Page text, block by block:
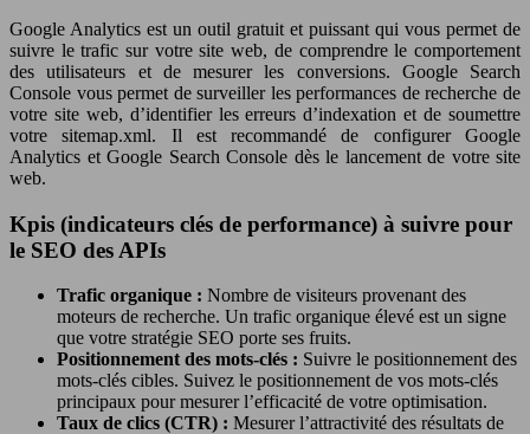
Google Analytics est un outil gratuit et puissant qui vous permet de
suivre le trafic sur votre site web, de comprendre le comportement
des utilisateurs et de mesurer les conversions. Google Search
Console vous permet de surveiller les performances de recherche de
votre site web, d’identifier les erreurs d’indexation et de soumettre
votre sitemap.xml. Il est recommandé de configurer Google
Analytics et Google Search Console dès le lancement de votre site
web.
Kpis (indicateurs clés de performance) à suivre pour
le SEO des APIs
Trafic organique : Nombre de visiteurs provenant des
moteurs de recherche. Un trafic organique élevé est un signe
que votre stratégie SEO porte ses fruits.
Positionnement des mots-clés : Suivre le positionnement des
mots-clés cibles. Suivez le positionnement de vos mots-clés
principaux pour mesurer l’efficacité de votre optimisation.
Taux de clics (CTR) : Mesurer l’attractivité des résultats de